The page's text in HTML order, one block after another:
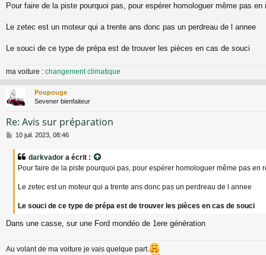
s
a
Pour faire de la piste pourquoi pas, pour espérer homologuer même pas en
Le zetec est un moteur qui a trente ans donc pas un perdreau de l annee
Le souci de ce type de prépa est de trouver les pièces en cas de souci
ma voiture : changement climatique
Poupouge
Sevener bienfaiteur
Re: Avis sur préparation
M10 juil. 2023, 08:46
darkvador a écrit :
Pour faire de la piste pourquoi pas, pour espérer homologuer même pas en
Le zetec est un moteur qui a trente ans donc pas un perdreau de l annee
Le souci de ce type de prépa est de trouver les pièces en cas de souci
Dans une casse, sur une Ford mondéo de 1ere génération
Au volant de ma voiture je vais quelque part.